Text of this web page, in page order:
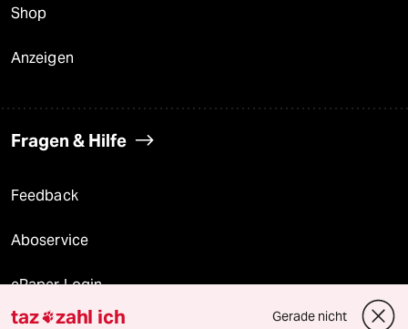
Shop
Anzeigen
Fragen & Hilfe
Feedback
Aboservice
ePaper Login
taz zahl ich Gerade nicht